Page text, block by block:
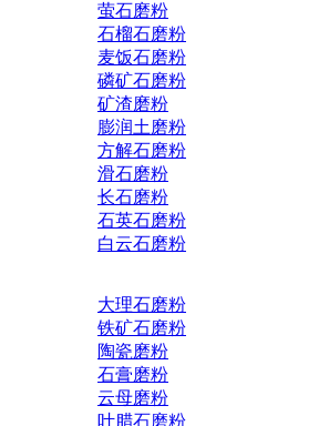
萤石磨粉
石榴石磨粉
麦饭石磨粉
磷矿石磨粉
矿渣磨粉
膨润土磨粉
方解石磨粉
滑石磨粉
长石磨粉
石英石磨粉
白云石磨粉
大理石磨粉
铁矿石磨粉
陶瓷磨粉
石膏磨粉
云母磨粉
叶腊石磨粉